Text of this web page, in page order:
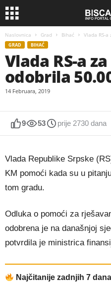
Naslovnica Grad Bihać Vlada RS-
GRAD BIHAĆ
Vlada RS-a
odobrila
14 Februara, 2019
9 53 prije 2730 dana
Vlada Republike Srpske
KM pomoći kada su u
tom gradu.
Odluka o pomoći za
odobrena je na današnjoj
potvrdila je ministrica
Najčitanije zadnjih 7 dana